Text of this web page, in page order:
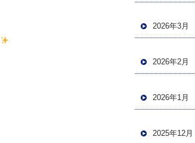
2026年3月
2026年2月
2026年1月
2025年12月